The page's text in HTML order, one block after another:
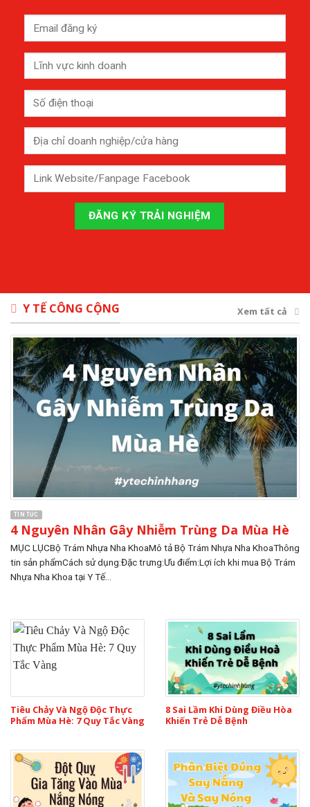
Y TẾ CÔNG CỘNG Xem tất cả
TIN TỨC
4 Nguyên Nhân Gây Nhiễm Trùng Da Mùa Hè
MỤC LỤCBộ Trám Nhựa Nha KhoaMô tả Bộ Trám Nhựa Nha KhoaThông
tin sản phẩmCách sử dụng:Đặc trưng:Ưu điểm:Lợi ích khi mua Bộ Trám
Nhựa Nha Khoa tại Y Tế...
Tiêu Chảy Và Ngộ Độc Thực
Phẩm Mùa Hè: 7 Quy Tắc Vàng
8 Sai Lầm Khi Dùng Điều Hòa
Khiến Trẻ Dễ Bệnh